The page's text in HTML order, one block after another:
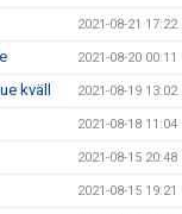
2021-08-21 17:22
2021-08-20 00:11
kväll 2021-08-19 13:02
2021-08-18 11:04
2021-08-15 20:48
2021-08-15 19:21